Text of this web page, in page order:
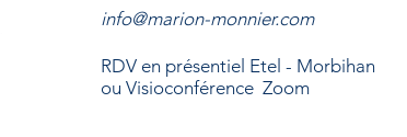
RDV en présentiel Etel - Morbihan
ou Visioconférence Zoom
info@marion-monnier.com